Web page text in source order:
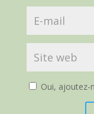
Oui, ajoutez-